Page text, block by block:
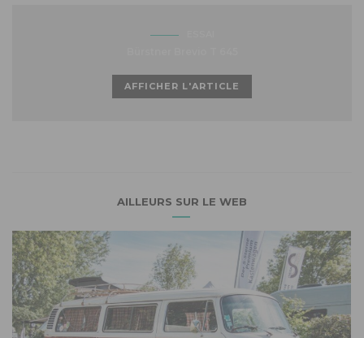
AFFICHER L'ARTICLE
AILLEURS SUR LE WEB